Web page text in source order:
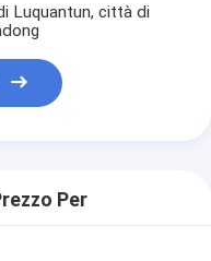
Luquantun, città di
Per